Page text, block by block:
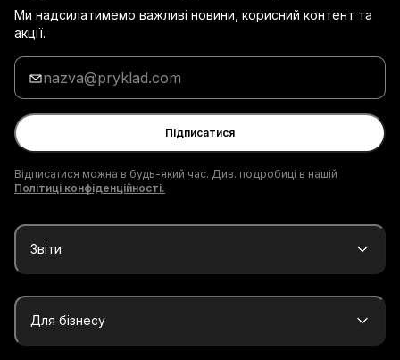
Ми надсилатимемо важливі новини, корисний контент та
акції.
Введи
адресу
електронної
пошти
Підписатися
Відписатися можна в будь-який час. Див. подробиці в нашій
Політиці конфіденційності.
Звіти
Для бізнесу